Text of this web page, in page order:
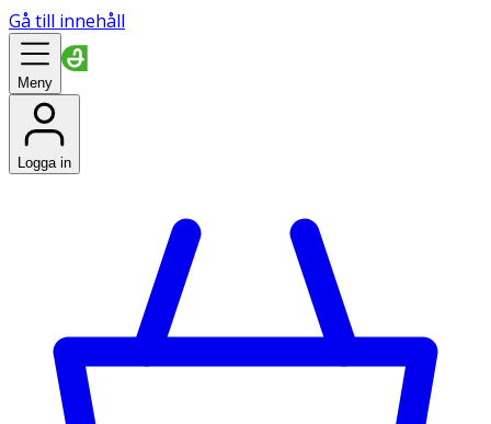
Gå till innehåll
Meny
Logga in